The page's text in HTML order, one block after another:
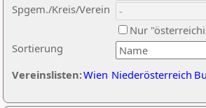
Sortierung
Spgem./Kreis/Verein
Nur
Vereinslisten:Wien Niederösterreich